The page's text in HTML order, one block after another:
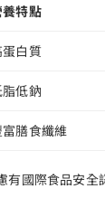
特點
蛋白質
低鈉
富膳食纖維
有國際食品安全